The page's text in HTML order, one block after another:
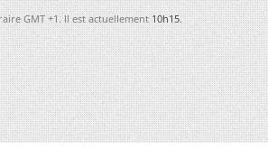
GMT +1. Il est actuellement10h15.